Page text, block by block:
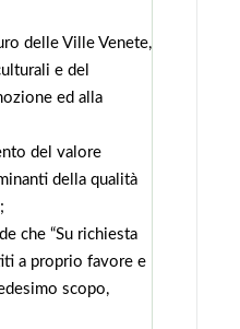
delle Ville Venete,
e del
ed alla
del valore
della qualità
che “Su richiesta
a proprio favore e
scopo,